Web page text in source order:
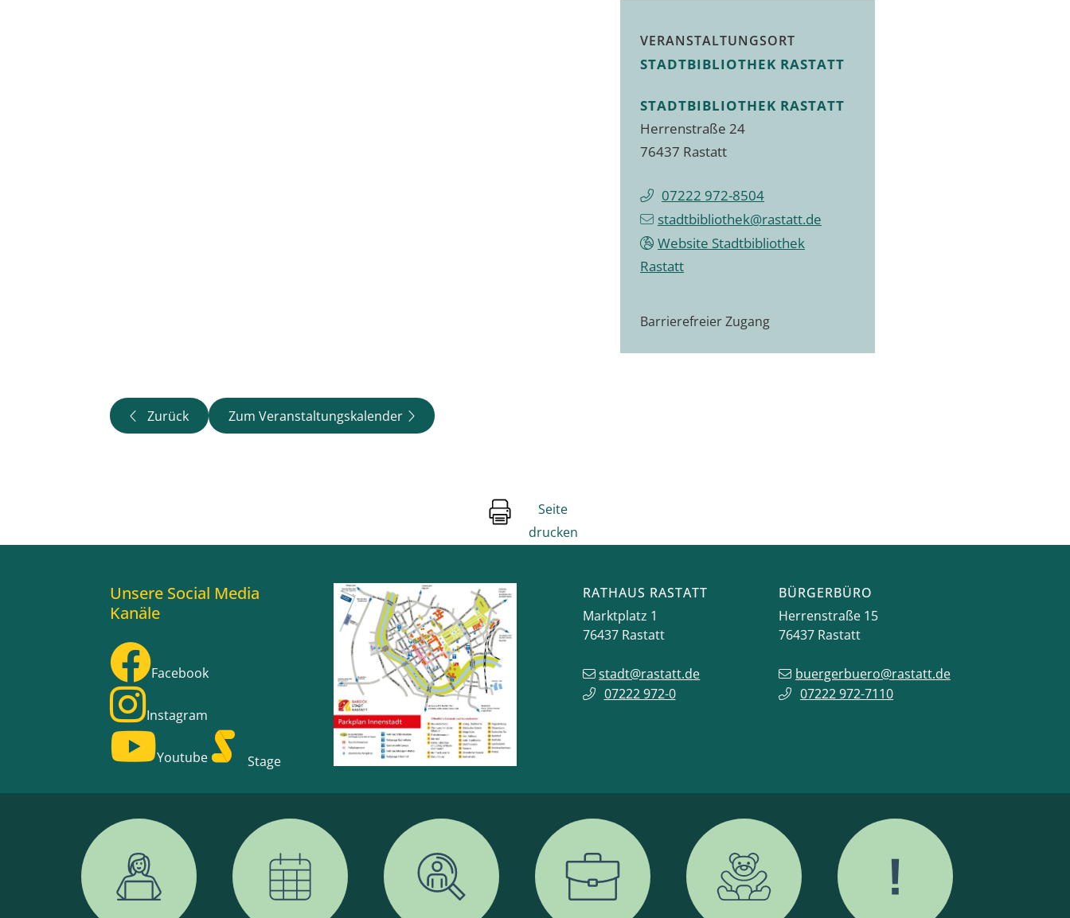
VERANSTALTUNGSORT
STADTBIBLIOTHEK RASTATT
STADTBIBLIOTHEK RASTATT
Herrenstraße 24
76437 Rastatt
07222 972-8504
stadtbibliothek@rastatt.de
Website Stadtbibliothek
Rastatt
Barrierefreier Zugang
Zurück Zum Veranstaltungskalender
Seite
drucken
Unsere Social Media
Kanäle
Facebook
Instagram
Youtube Stage
RATHAUS RASTATT
Marktplatz 1
76437 Rastatt
stadt@rastatt.de
07222 972-0
BÜRGERBÜRO
Herrenstraße 15
76437 Rastatt
buergerbuero@rastatt.de
07222 972-7110